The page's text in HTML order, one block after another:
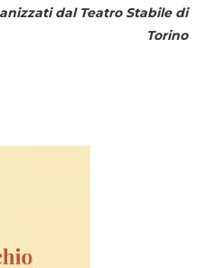
dal Teatro Stabile di
Torino